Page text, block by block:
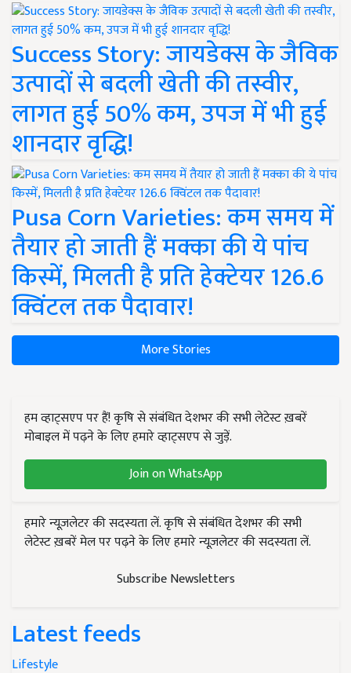
Success Story: जायडेक्स के जैविक
उत्पादों से बदली खेती की तस्वीर,
लागत हुई 50% कम, उपज में भी हुई
शानदार वृद्धि!
Pusa Corn Varieties: कम समय में
तैयार हो जाती हैं मक्का की ये पांच
किस्में, मिलती है प्रति हेक्टेयर 126.6
क्विंटल तक पैदावार!
More Stories
हम व्हाट्सएप पर हैं! कृषि से संबंधित देशभर की सभी लेटेस्ट ख़बरें
मोबाइल में पढ़ने के लिए हमारे व्हाट्सएप से जुड़ें.
Join on WhatsApp
हमारे न्यूज़लेटर की सदस्यता लें. कृषि से संबंधित देशभर की सभी
लेटेस्ट ख़बरें मेल पर पढ़ने के लिए हमारे न्यूज़लेटर की सदस्यता लें.
Subscribe Newsletters
Latest feeds
Lifestyle